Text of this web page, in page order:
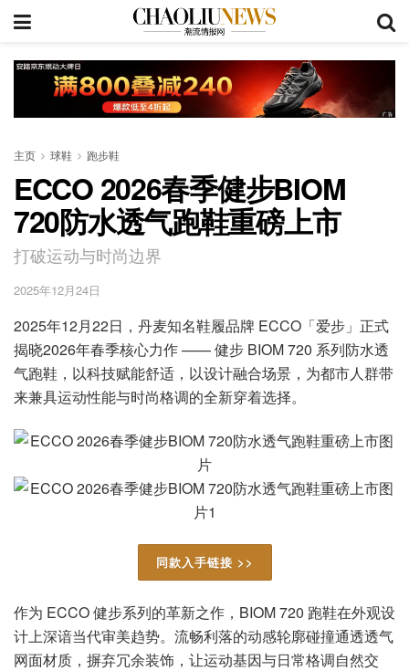
主页 球鞋 跑步鞋
ECCO 2026春季健步BIOM
720防水透气跑鞋重磅上市
打破运动与时尚边界
2025年12月24日
2025年12月22日，丹麦知名鞋履品牌 ECCO「爱步」正式
揭晓2026年春季核心力作 —— 健步 BIOM 720 系列防水透
气跑鞋，以科技赋能舒适，以设计融合场景，为都市人群带
来兼具运动性能与时尚格调的全新穿着选择。
同款入手链接 >>
作为 ECCO 健步系列的革新之作，BIOM 720 跑鞋在外观设
计上深谙当代审美趋势。流畅利落的动感轮廓碰撞通透透气
网面材质，摒弃冗余装饰，让运动基因与日常格调自然交